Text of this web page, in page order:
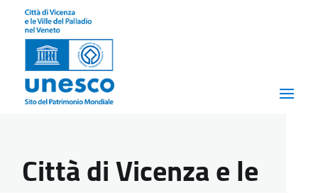
Città di Vicenza e le